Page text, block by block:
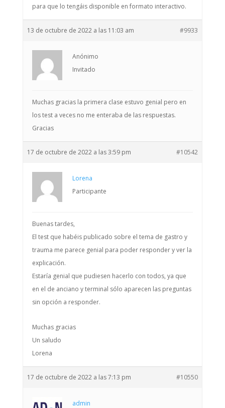
para que lo tengáis disponible en formato interactivo.
13 de octubre de 2022 a las 11:03 am #9933
Anónimo
Invitado
Muchas gracias la primera clase estuvo genial pero en
los test a veces no me enteraba de las respuestas.
Gracias
17 de octubre de 2022 a las 3:59 pm #10542
Lorena
Participante
Buenas tardes,
El test que habéis publicado sobre el tema de gastro y
trauma me parece genial para poder responder y ver la
explicación.
Estaría genial que pudiesen hacerlo con todos, ya que
en el de anciano y terminal sólo aparecen las preguntas
sin opción a responder.
Muchas gracias
Un saludo
Lorena
17 de octubre de 2022 a las 7:13 pm #10550
admin